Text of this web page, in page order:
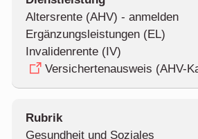
Altersrente (AHV) - anmelden
Ergänzungsleistungen (EL)
Invalidenrente (IV)
Versichertenausweis (AHV-
Gesundheit und Soziales